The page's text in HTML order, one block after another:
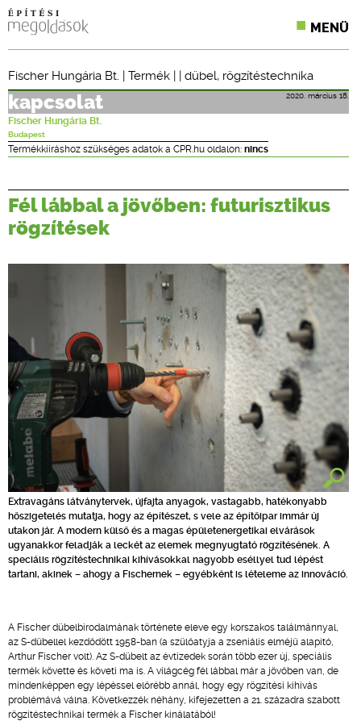
MENÜ
ONLINE KÉPZÉSEK
Fischer Hungária Bt. | Termék | | dübel, rögzítéstechnika
2020. március 18.
kapcsolat
Fischer Hungária Bt.
Budapest
Termékkiíráshoz szükséges adatok a CPR.hu oldalon: nincs
Fél lábbal a jövőben: futurisztikus
rögzítések
Extravagáns látványtervek, újfajta anyagok, vastagabb, hatékonyabb
hőszigetelés mutatja, hogy az építészet, s vele az építőipar immár új
utakon jár. A modern külső és a magas épületenergetikai elvárások
ugyanakkor feladják a leckét az elemek megnyugtató rögzítésének. A
speciális rögzítéstechnikai kihívásokkal nagyobb eséllyel tud lépést
tartani, akinek – ahogy a Fischernek – egyébként is lételeme az innováció.
A Fischer dübelbirodalmának története eleve egy korszakos találmánnyal,
az S-dübellel kezdődött 1958-ban (a szülőatyja a zseniális elméjű alapító,
Arthur Fischer volt). Az S-dübelt az évtizedek során több ezer új, speciális
termék követte és követi ma is. A világcég fél lábbal már a jövőben van, de
mindenképpen egy lépéssel előrébb annál, hogy egy rögzítési kihívás
problémává válna. Következzék néhány, kifejezetten a 21. századra szabott
rögzítéstechnikai termék a Fischer kínálatából!